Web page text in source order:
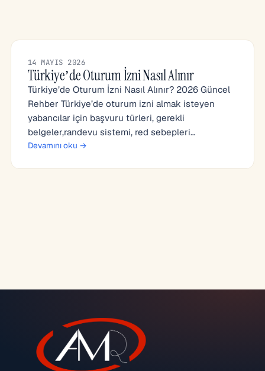
14 MAYIS 2026
Türkiye’de Oturum İzni Nasıl Alınır
Türkiye’de Oturum İzni Nasıl Alınır? 2026 Güncel
Rehber Türkiye’de oturum izni almak isteyen
yabancılar için başvuru türleri, gerekli
belgeler,randevu sistemi, red sebepleri…
Devamını oku →